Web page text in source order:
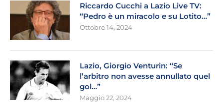
Riccardo Cucchi a Lazio Live TV:
“Pedro è un miracolo e su Lotito…”
Ottobre 14, 2024
Lazio, Giorgio Venturin: “Se
l’arbitro non avesse annullato quel
gol…”
Maggio 22, 2024